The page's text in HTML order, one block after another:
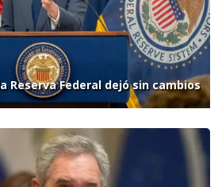
Reserva Federal dejó sin cambios